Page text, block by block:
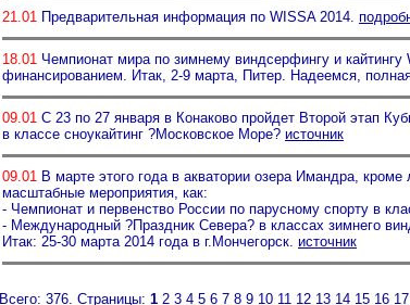
21.01 Предварительная информация по WISSA 2014.
18.01 Чемпионат мира по зимнему виндсерфингу и
финансированием. Итак, 2-9 марта, Питер. Надеемся,
09.01 С 23 по 27 января в Конаково пройдет Второй этап
в классе сноукайтинг ?Московское Море? источник
09.01 В марте этого года в акватории озера Имандра,
масштабные мероприятия, как:
- Чемпионат и первенство России по парусному спорту в
- Международный ?Праздник Севера? в классах зимнего
Итак: 25-30 марта 2014 года в г.Мончегорск. источник
Всего: 376. Страницы: 1 2 3 4 5 6 7 8 9 10 11 12 13 14 15 16 17